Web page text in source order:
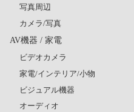
写真周辺
カメラ/写真
AV機器 / 家電
ビデオカメラ
家電/インテリア/小物
ビジュアル機器
オーディオ